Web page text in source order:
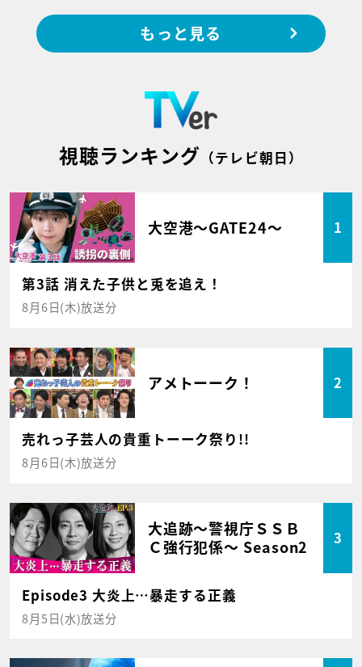
もっと見る
視聴ランキング （テレビ朝日）
大空港～GATE24～ 1
第3話 消えた子供と兎を追え！
8月6日(木)放送分
アメトーーク！ 2
売れっ子芸人の貴重トーーク祭り!!
8月6日(木)放送分
大追跡～警視庁ＳＳＢ
Ｃ強行犯係～ Season2
3
Episode3 大炎上…暴走する正義
8月5日(水)放送分